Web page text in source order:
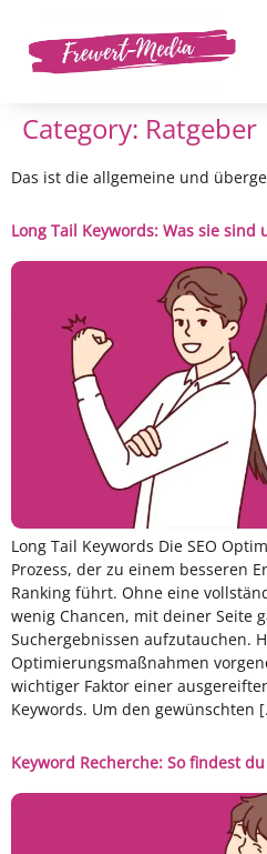
Category: Ratgeber
Das ist die allgemeine und
Long Tail Keywords: Was sie
Long Tail Keywords Die SEO
Prozess, der zu einem besseren
Ranking führt. Ohne eine
wenig Chancen, mit deiner Seite
Suchergebnissen aufzutauchen.
Optimierungsmaßnahmen
wichtiger Faktor einer
Keywords. Um den gewünschten
Keyword Recherche: So findest